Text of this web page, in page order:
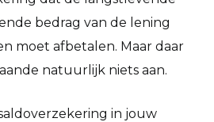
bedrag van de lening
moet afbetalen. Maar daar
natuurlijk niets aan.
in jouw